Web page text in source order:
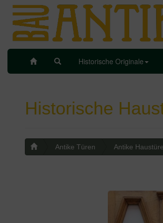
Historische Originale
Historische
Antike Türen Antike
Close